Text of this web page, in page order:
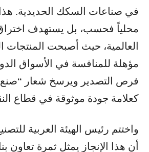
في صناعات السكك الحديدية. هذا
محلياً فحسب، بل يستهدف
العالمية، حيث أصبحت المنتجات
مؤهلة للمنافسة في الأسواق
فرص التصدير ويرسخ شعار
كعلامة جودة موثوقة في قطاع
واختتم رئيس الهيئة العربية
أن هذا الإنجاز يمثل ثمرة تعاون